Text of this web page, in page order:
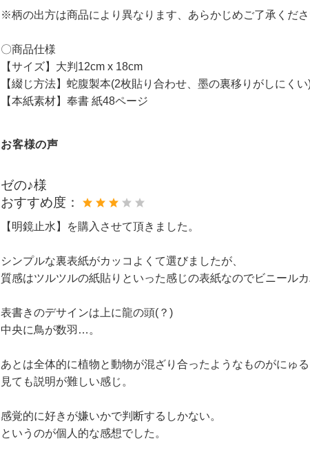
※柄の出方は商品により異なります、あらかじめご了承くださ
〇商品仕様
【サイズ】大判12cm x 18cm
【綴じ方法】蛇腹製本(2枚貼り合わせ、墨の裏移りがしにくい
【本紙素材】奉書 紙48ページ
お客様の声
ゼの♪様
おすすめ度：
【明鏡止水】を購入させて頂きました。
シンプルな裏表紙がカッコよくて選びましたが、
質感はツルツルの紙貼りといった感じの表紙なのでビニール
表書きのデサインは上に龍の頭(？)
中央に鳥が数羽…。
あとは全体的に植物と動物が混ざり合ったようなものがにゅ
見ても説明が難しい感じ。
感覚的に好きが嫌いかで判断するしかない。
というのが個人的な感想でした。